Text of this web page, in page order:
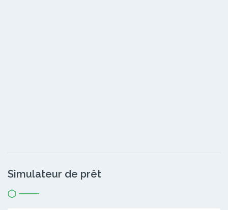
Simulateur de prêt